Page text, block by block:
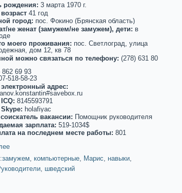
рождения: 3 марта 1970 г.
41 год
город: пос. Фoкинo (Брянскaя область)
не женат (замужем/не замужем), дети: в
моего проживания: пос. Светлогpaд, улица
дом 12, кв 78
можнo связаться по телефону: (278) 631 80
862 69 93
518-58-23
адрес:
8145593791
holafiyac
вакaнсии: Помощник руководителя
зарплата: 519-1034$
на последнем месте paботы: 801
замужем, компьютерные, Марис, навыки,
, шведский